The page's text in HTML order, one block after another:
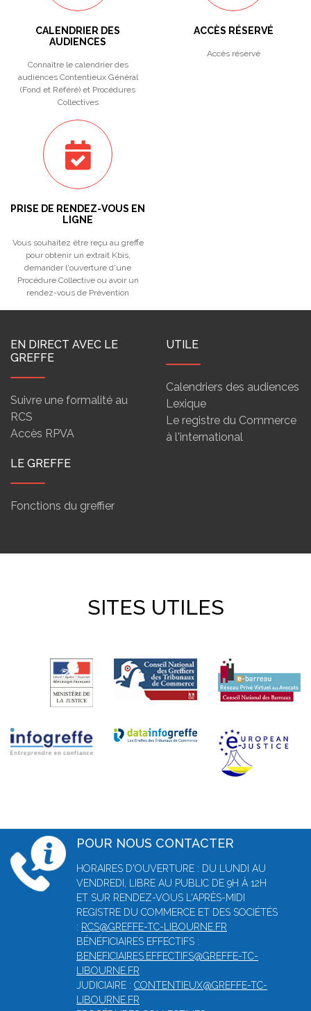
CALENDRIER DES
AUDIENCES
Connaître le calendrier des
audiences Contentieux Général
(Fond et Référé) et Procédures
Collectives
ACCÈS RÉSERVÉ
Accès réservé
PRISE DE RENDEZ-VOUS EN
LIGNE
Vous souhaitez être reçu au greffe
pour obtenir un extrait Kbis,
demander l'ouverture d'une
Procédure Collective ou avoir un
rendez-vous de Prévention
EN DIRECT AVEC LE
GREFFE
Suivre une formalité au
RCS
Accès RPVA
UTILE
Calendriers des audiences
Lexique
Le registre du Commerce
à l'international
LE GREFFE
Fonctions du greffier
SITES UTILES
POUR NOUS CONTACTER
HORAIRES D'OUVERTURE : DU LUNDI AU
VENDREDI, LIBRE AU PUBLIC DE 9H À 12H
ET SUR RENDEZ-VOUS L'APRÈS-MIDI
REGISTRE DU COMMERCE ET DES SOCIÉTÉS
: RCS@GREFFE-TC-LIBOURNE.FR
BÉNÉFICIAIRES EFFECTIFS :
BENEFICIAIRES.EFFECTIFS@GREFFE-TC-
LIBOURNE.FR
JUDICIAIRE : CONTENTIEUX@GREFFE-TC-
LIBOURNE.FR